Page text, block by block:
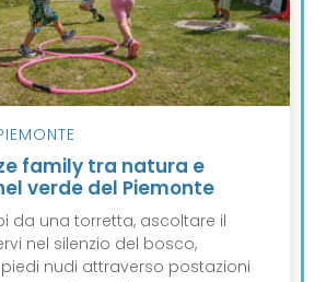
family tra natura e
verde del Piemonte
da una torretta, ascoltare il
nel silenzio del bosco,
nudi attraverso postazioni